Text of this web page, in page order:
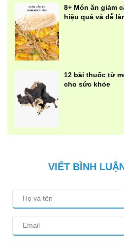
8+ Món ăn giảm
hiệu quả và dễ
12 bài thuốc từ
cho sức khỏe
VIẾT BÌNH